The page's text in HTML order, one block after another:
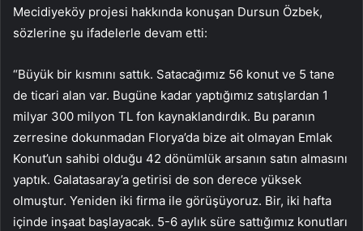
Mecidiyeköy projesi hakkında konuşan Dursun Özbek,
sözlerine şu ifadelerle devam etti:
“Büyük bir kısmını sattık. Satacağımız 56 konut ve 5 tane
de ticari alan var. Bugüne kadar yaptığımız satışlardan 1
milyar 300 milyon TL fon kaynaklandırdık. Bu paranın
zerresine dokunmadan Florya’da bize ait olmayan Emlak
Konut’un sahibi olduğu 42 dönümlük arsanın satın almasını
yaptık. Galatasaray’a getirisi de son derece yüksek
olmuştur. Yeniden iki firma ile görüşüyoruz. Bir, iki hafta
içinde inşaat başlayacak. 5-6 aylık süre sattığımız konutları